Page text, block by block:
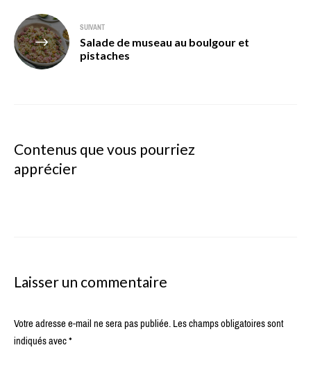
SUIVANT
Salade de museau au boulgour et
pistaches
Contenus que vous pourriez
apprécier
Laisser un commentaire
Votre adresse e-mail ne sera pas publiée.Les champs obligatoires sont
indiqués avec*